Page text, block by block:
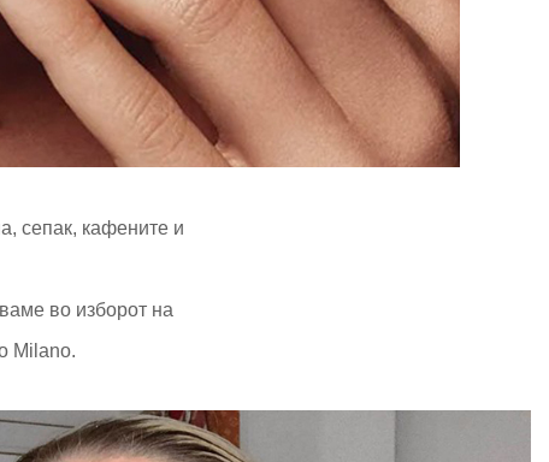
сепак, кафените и
во изборот на
Milano.